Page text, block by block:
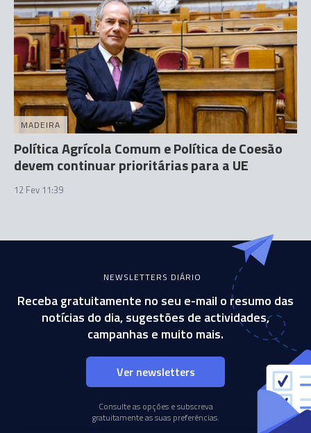
MADEIRA
Política Agrícola Comum e Política de Coesão
devem continuar prioritárias para a UE
12 Fev 11:39
NEWSLETTERS DIÁRIO
Receba gratuitamente no seu e-mail o resumo das
notícias do dia, sugestões de actividades,
campanhas e muito mais.
Ver newsletters
Consulte as opções e subscreva
gratuitamente as suas preferências.